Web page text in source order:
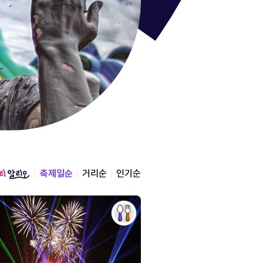
통영한
축제일순 거리순 인기순